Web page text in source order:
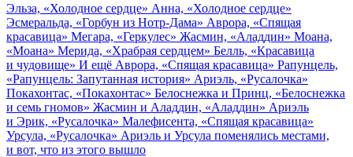
Эльза, «Холодное сердце» Анна, «Холодное сердце»
Эсмеральда, «Горбун из Нотр-Дама» Аврора, «Спящая
красавица» Мегара, «Геркулес» Жасмин, «Аладдин» Моана,
«Моана» Мерида, «Храбрая сердцем» Белль, «Красавица
и чудовище» И ещё Аврора, «Спящая красавица» Рапунцель,
«Рапунцель: Запутанная история» Ариэль, «Русалочка»
Покахонтас, «Покахонтас» Белоснежка и Принц, «Белоснежка
и семь гномов» Жасмин и Аладдин, «Аладдин» Ариэль
и Эрик, «Русалочка» Малефисента, «Спящая красавица»
Урсула, «Русалочка» Ариэль и Урсула поменялись местами,
и вот, что из этого вышло